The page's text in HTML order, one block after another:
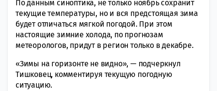
По данным синоптика, не только ноябрь сохранит
текущие температуры, но и вся предстоящая зима
будет отличаться мягкой погодой. При этом
настоящие зимние холода, по прогнозам
метеорологов, придут в регион только в декабре.
«Зимы на горизонте не видно», — подчеркнул
Тишковец, комментируя текущую погодную
ситуацию.